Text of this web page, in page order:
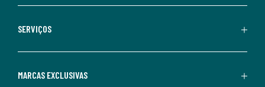
SERVIÇOS
MARCAS EXCLUSIVAS